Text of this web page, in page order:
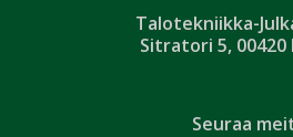
Talotekniikka-
Sitratori 5, 00420
Seuraa